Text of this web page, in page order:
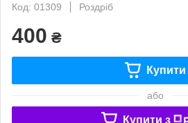
Код: 01309
Роздріб
400 ₴
Купити
або
Купити з